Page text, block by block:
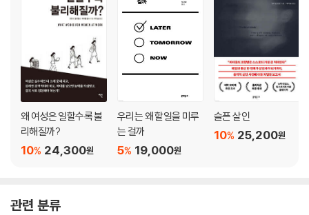
왜 여성은 일할수록 불
리해질까?
24,300원
10%
우리는 왜 할일을 미루
는 걸까
19,000원
5%
슬픈 살인
25,200원
10%
관련 분류